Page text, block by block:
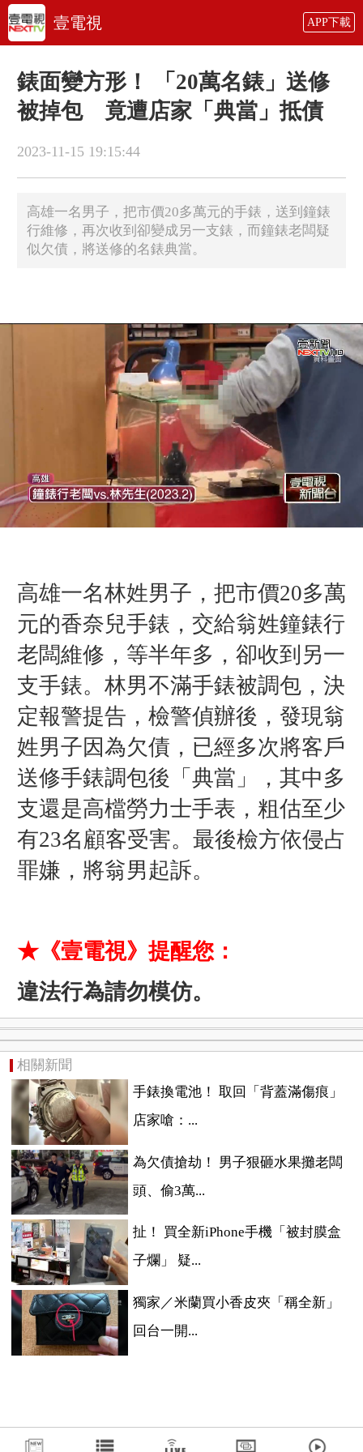
壹電視 APP下載
錶面變方形！ 「20萬名錶」送修
被掉包 竟遭店家「典當」抵債
2023-11-15 19:15:44
高雄一名男子，把市價20多萬元的手錶，送到鐘錶
行維修，再次收到卻變成另一支錶，而鐘錶老闆疑
似欠債，將送修的名錶典當。
高雄一名林姓男子，把市價20多萬
元的香奈兒手錶，交給翁姓鐘錶行
老闆維修，等半年多，卻收到另一
支手錶。林男不滿手錶被調包，決
定報警提告，檢警偵辦後，發現翁
姓男子因為欠債，已經多次將客戶
送修手錶調包後「典當」，其中多
支還是高檔勞力士手表，粗估至少
有23名顧客受害。最後檢方依侵占
罪嫌，將翁男起訴。
★《壹電視》提醒您：
違法行為請勿模仿。
相關新聞
手錶換電池！ 取回「背蓋滿傷痕」
店家嗆：...
為欠債搶劫！ 男子狠砸水果攤老闆
頭、偷3萬...
扯！ 買全新iPhone手機「被封膜盒
子爛」 疑...
獨家／米蘭買小香皮夾「稱全新」
回台一開...